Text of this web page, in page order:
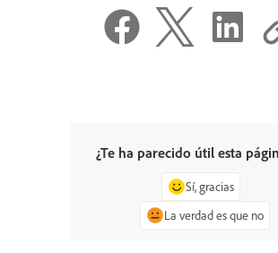
¿Te ha parecido útil esta
Sí, gracias
La verdad es que no